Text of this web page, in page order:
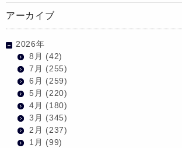
アーカイブ
2026年
8月 (42)
7月 (255)
6月 (259)
5月 (220)
4月 (180)
3月 (345)
2月 (237)
1月 (99)